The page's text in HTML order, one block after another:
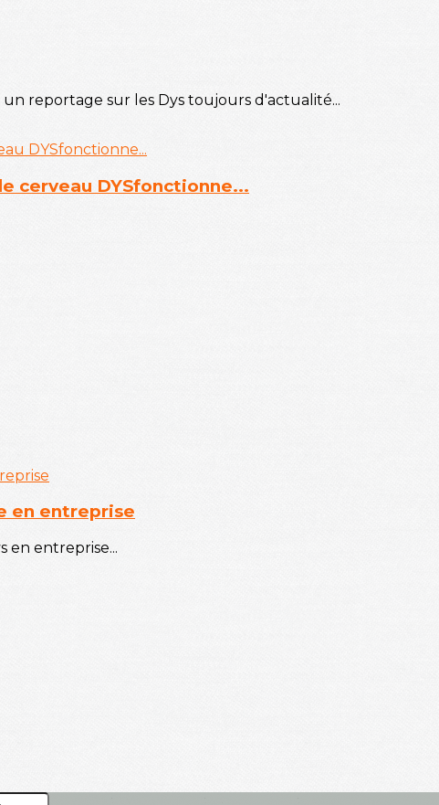
reportage sur les Dys toujours d'actualité...
cerveau DYSfonctionne...
en entreprise
en entreprise...